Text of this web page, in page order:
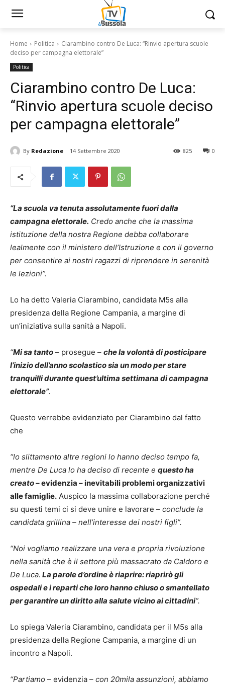
Home Politica
Ciarambino contro De Luca: “Rinvio apertura scuole
deciso per campagna elettorale”
Politica
Ciarambino contro De Luca:
“Rinvio apertura scuole deciso
per campagna elettorale”
By Redazione 14 Settembre 2020 0
825
“La scuola va tenuta assolutamente fuori dalla
campagna elettorale. Credo anche che la massima
istituzione della nostra Regione debba collaborare
lealmente con il ministero dell’Istruzione e con il governo
per consentire ai nostri ragazzi di riprendere in serenità
le lezioni”.
Lo ha detto Valeria Ciarambino, candidata M5s alla
presidenza della Regione Campania, a margine di
un’iniziativa sulla sanità a Napoli.
“Mi sa tanto – prosegue – che la volontà di posticipare
l’inizio dell’anno scolastico sia un modo per stare
tranquilli durante quest’ultima settimana di campagna
elettorale”.
Questo verrebbe evidenziato per Ciarambino dal fatto
che
“lo slittamento altre regioni lo hanno deciso tempo fa,
mentre De Luca lo ha deciso di recente e questo ha
creato –evidenzia – inevitabili problemi organizzativi
alle famiglie. Auspico la massima collaborazione perché
su questi temi ci si deve unire e lavorare – conclude la
candidata grillina – nell’interesse dei nostri figli”.
“Noi vogliamo realizzare una vera e propria rivoluzione
nella sanità che è il settore più massacrato da Caldoro e
De Luca. La parole d’ordine è riaprire: riaprirò gli
ospedali e i reparti che loro hanno chiuso o smantellato
per garantire un diritto alla salute vicino ai cittadini“.
Lo spiega Valeria Ciarambino, candidata per il M5s alla
presidenza della Regione Campania, a margine di un
incontro a Napoli.
“Partiamo – evidenzia – con 20mila assunzioni, abbiamo